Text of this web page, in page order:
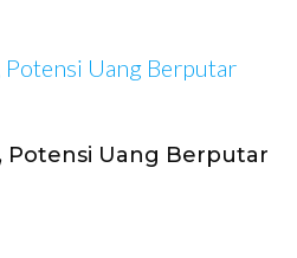
Potensi Uang Berputar